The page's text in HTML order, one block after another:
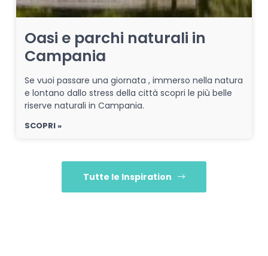
Oasi e parchi naturali in
Campania
Se vuoi passare una giornata , immerso nella natura
e lontano dallo stress della città scopri le più belle
riserve naturali in Campania.
SCOPRI »
Tutte le Inspiration